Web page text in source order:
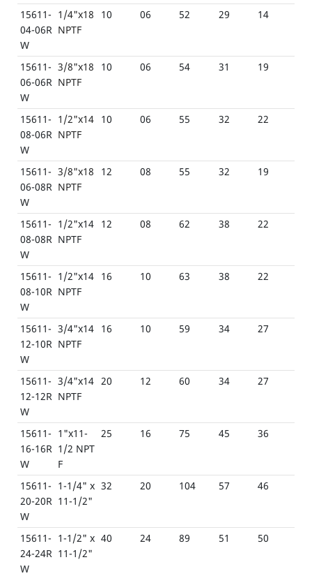
15611-
04-06R
W
1/4"x18
NPTF
10 06 52 29 14
15611-
06-06R
W
3/8"x18
NPTF
10 06 54 31 19
15611-
08-06R
W
1/2"x14
NPTF
10 06 55 32 22
15611-
06-08R
W
3/8"x18
NPTF
12 08 55 32 19
15611-
08-08R
W
1/2"x14
NPTF
12 08 62 38 22
15611-
08-10R
W
1/2"x14
NPTF
16 10 63 38 22
15611-
12-10R
W
3/4"x14
NPTF
16 10 59 34 27
15611-
12-12R
W
3/4"x14
NPTF
20 12 60 34 27
15611-
16-16R
W
1"x11-
1/2 NPT
F
25 16 75 45 36
15611-
20-20R
W
1-1/4" x
11-1/2"
32 20 104 57 46
15611-
24-24R
W
1-1/2" x
11-1/2"
40 24 89 51 50